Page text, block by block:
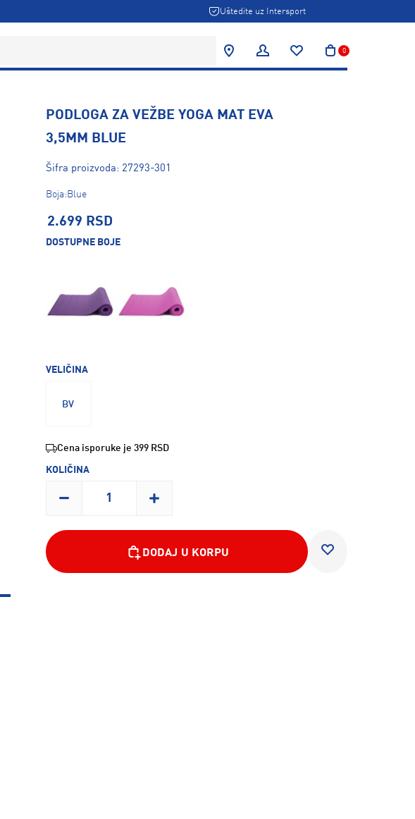
Uštedite uz Intersport
0
PODLOGA ZA VEŽBE YOGA MAT EVA
3,5MM BLUE
Šifra proizvoda: 27293-301
Boja:Blue
2.699 RSD
DOSTUPNE BOJE
VELIČINA
BV
Cena isporuke je 399 RSD
KOLIČINA
DODAJ U KORPU